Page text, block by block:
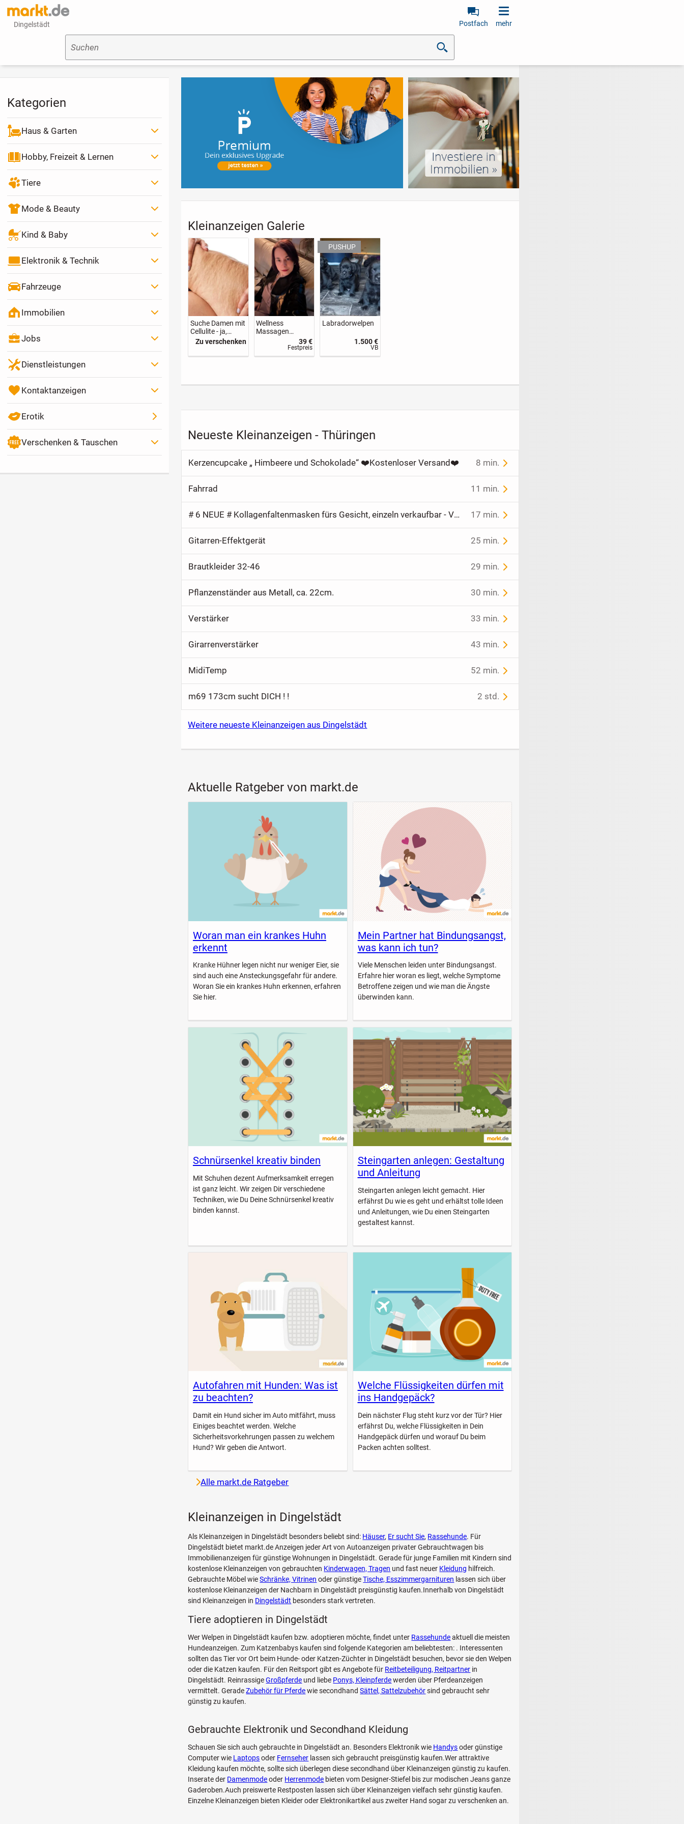
Dingelstädt Postfach mehr
Suchen
Kleinanzeigen Galerie
Suche Damen mit
Cellulite - ja,
richtig gelesen!
Zu verschenken
Wellness
Massagen
Entspannung für
Körper, Geist
&Seele
39 €
Festpreis
Labradorwelpen
1.500 €
VB
Kategorien
Haus & Garten
Hobby, Freizeit & Lernen
Tiere
Mode & Beauty
Kind & Baby
Elektronik & Technik
Fahrzeuge
Immobilien
Jobs
Dienstleistungen
Kontaktanzeigen
Erotik
Verschenken & Tauschen Neueste Kleinanzeigen - Thüringen
Kerzencupcake „ Himbeere und Schokolade“ ❤️Kostenloser Versand❤️ 8 min.
Fahrrad 11 min.
# 6 NEUE # Kollagenfaltenmasken fürs Gesicht, einzeln verkaufbar - Versand oder Abholung 17 min.
Gitarren-Effektgerät 25 min.
Brautkleider 32-46 29 min.
Pflanzenständer aus Metall, ca. 22cm. 30 min.
Verstärker 33 min.
Girarrenverstärker 43 min.
MidiTemp 52 min.
m69 173cm sucht DICH ! ! 2 std.
Weitere neueste Kleinanzeigen aus Dingelstädt
Aktuelle Ratgeber von markt.de
Woran man ein krankes Huhn
erkennt
Kranke Hühner legen nicht nur weniger Eier, sie
sind auch eine Ansteckungsgefahr für andere.
Woran Sie ein krankes Huhn erkennen, erfahren
Sie hier.
Mein Partner hat Bindungsangst,
was kann ich tun?
Viele Menschen leiden unter Bindungsangst.
Erfahre hier woran es liegt, welche Symptome
Betroffene zeigen und wie man die Ängste
überwinden kann.
Schnürsenkel kreativ binden
Mit Schuhen dezent Aufmerksamkeit erregen
ist ganz leicht. Wir zeigen Dir verschiedene
Techniken, wie Du Deine Schnürsenkel kreativ
binden kannst.
Steingarten anlegen: Gestaltung
und Anleitung
Steingarten anlegen leicht gemacht. Hier
erfährst Du wie es geht und erhältst tolle Ideen
und Anleitungen, wie Du einen Steingarten
gestaltest kannst.
Autofahren mit Hunden: Was ist
zu beachten?
Damit ein Hund sicher im Auto mitfährt, muss
Einiges beachtet werden. Welche
Sicherheitsvorkehrungen passen zu welchem
Hund? Wir geben die Antwort.
Welche Flüssigkeiten dürfen mit
ins Handgepäck?
Dein nächster Flug steht kurz vor der Tür? Hier
erfährst Du, welche Flüssigkeiten in Dein
Handgepäck dürfen und worauf Du beim
Packen achten solltest.
Alle markt.de Ratgeber
Kleinanzeigen in Dingelstädt
Als Kleinanzeigen in Dingelstädt besonders beliebt sind: Häuser, Er sucht Sie, Rassehunde. Für
Dingelstädt bietet markt.de Anzeigen jeder Art von Autoanzeigen privater Gebrauchtwagen bis
Immobilienanzeigen für günstige Wohnungen in Dingelstädt. Gerade für junge Familien mit Kindern sind
kostenlose Kleinanzeigen von gebrauchten Kinderwagen, Tragen und fast neuer Kleidung hilfreich.
Gebrauchte Möbel wieSchränke, Vitrinen oder günstigeTische, Esszimmergarnituren lassen sich über
kostenlose Kleinanzeigen der Nachbarn in Dingelstädt preisgünstig kaufen.Innerhalb von Dingelstädt
sind Kleinanzeigen in Dingelstädt besonders stark vertreten.
Tiere adoptieren in Dingelstädt
Wer Welpen in Dingelstädt kaufen bzw. adoptieren möchte, findet unter Rassehundeaktuell die meisten
Hundeanzeigen. Zum Katzenbabys kaufen sind folgende Kategorien am beliebtesten: . Interessenten
sollten das Tier vor Ort beim Hunde- oder Katzen-Züchter in Dingelstädt besuchen, bevor sie den Welpen
oder die Katzen kaufen. Für den Reitsport gibt es Angebote für Reitbeteiligung, Reitpartner in
Dingelstädt. ReinrassigeGroßpferde und liebe Ponys, Kleinpferdewerden über Pferdeanzeigen
vermittelt. GeradeZubehör für Pferdewie secondhandSättel, Sattelzubehörsind gebraucht sehr
günstig zu kaufen.
Gebrauchte Elektronik und Secondhand Kleidung
Schauen Sie sich auch gebrauchte in Dingelstädt an. Besonders Elektronik wie Handysoder günstige
Computer wie Laptopsoder Fernseher lassen sich gebraucht preisgünstig kaufen.Wer attraktive
Kleidung kaufen möchte, sollte sich überlegen diese secondhand über Kleinanzeigen günstig zu kaufen.
Inserate der Damenmodeoder Herrenmode bieten vom Designer-Stiefel bis zur modischen Jeans ganze
Gaderoben.Auch preiswerte Restposten lassen sich über Kleinanzeigen vielfach sehr günstig kaufen.
Einzelne Kleinanzeigen bieten Kleider oder Elektronikartikel aus zweiter Hand sogar zu verschenken an.